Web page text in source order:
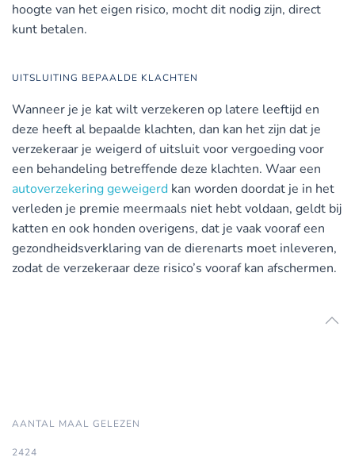
hoogte van het eigen risico, mocht dit nodig zijn, direct
kunt betalen.
UITSLUITING BEPAALDE KLACHTEN
Wanneer je je kat wilt verzekeren op latere leeftijd en
deze heeft al bepaalde klachten, dan kan het zijn dat je
verzekeraar je weigerd of uitsluit voor vergoeding voor
een behandeling betreffende deze klachten. Waar een
autoverzekering geweigerd kan worden doordat je in het
verleden je premie meermaals niet hebt voldaan, geldt bij
katten en ook honden overigens, dat je vaak vooraf een
gezondheidsverklaring van de dierenarts moet inleveren,
zodat de verzekeraar deze risico’s vooraf kan afschermen.
AANTAL MAAL GELEZEN
2424